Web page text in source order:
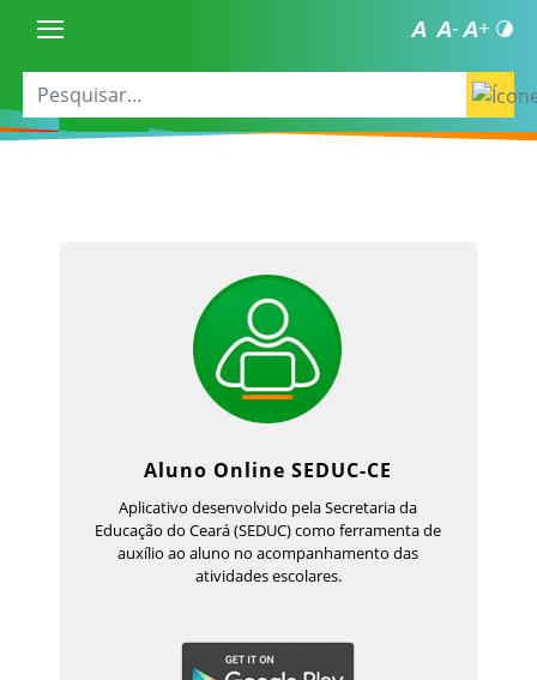
Aluno Online SEDUC-CE
Aplicativo desenvolvido pela Secretaria da
Educação do Ceará (SEDUC) como ferramenta de
auxílio ao aluno no acompanhamento das
atividades escolares.